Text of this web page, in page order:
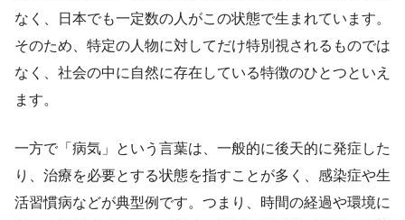
なく、日本でも一定数の人がこの状態で生まれています。
そのため、特定の人物に対してだけ特別視されるものでは
なく、社会の中に自然に存在している特徴のひとつといえ
ます。
一方で「病気」という言葉は、一般的に後天的に発症した
り、治療を必要とする状態を指すことが多く、感染症や生
活習慣病などが典型例です。つまり、時間の経過や環境に